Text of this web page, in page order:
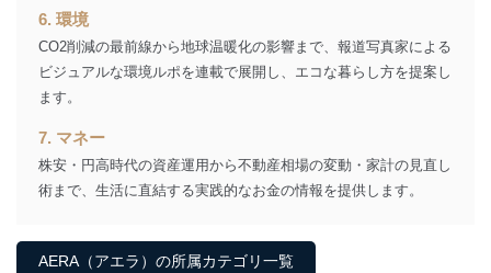
本人の同意を得ることなく第三者に提供することはあり
ません。ただし、次の場合は除きます。
法令に基づく場合
人の生命､身体または財産の保護のために必要がある
公衆衛生の向上または児童の健全な育成の推進のため
に特に必要がある場合であって、本人の同意を得るこ
とが困難である場合。
する必要がある場合であって、本人の同意を得ること
6. 環境
CO2削減の最前線から地球温暖化の影響まで、報道写真家による
ビジュアルな環境ルポを連載で展開し、エコな暮らし方を提案し
ます。
7. マネー
株安・円高時代の資産運用から不動産相場の変動・家計の見直し
術まで、生活に直結する実践的なお金の情報を提供します。
AERA（アエラ）の所属カテゴリ一覧